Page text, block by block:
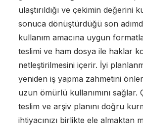
ulaştırıldığı ve çekimin değerini
sonuca dönüştürdüğü son
kullanım amacına uygun
teslimi ve ham dosya ile haklar
netleştirilmesini içerir. İyi
yeniden iş yapma zahmetini
uzun ömürlü kullanımını sağlar.
teslim ve arşiv planını doğru
ihtiyacınızı birlikte ele almaktan